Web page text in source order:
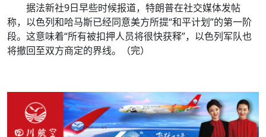
据法新社9日早些时候报道，特朗普在社交媒体发帖
称，以色列和哈马斯已经同意美方所提“和平计划”的第一阶
段。这意味着“所有被扣押人员将很快获释”，以色列军队也
将撤回至双方商定的界线。（完）